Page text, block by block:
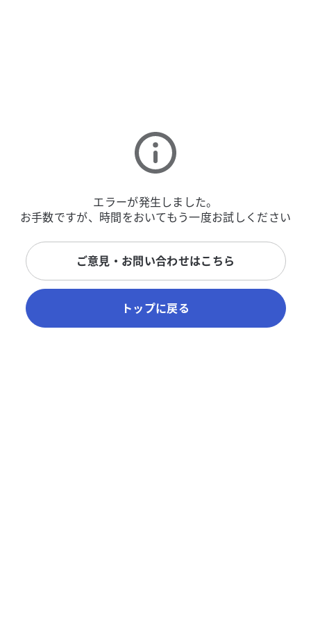
エラーが発生しました。
お手数ですが、時間をおいてもう一度お試しください
ご意見・お問い合わせはこちら
トップに戻る